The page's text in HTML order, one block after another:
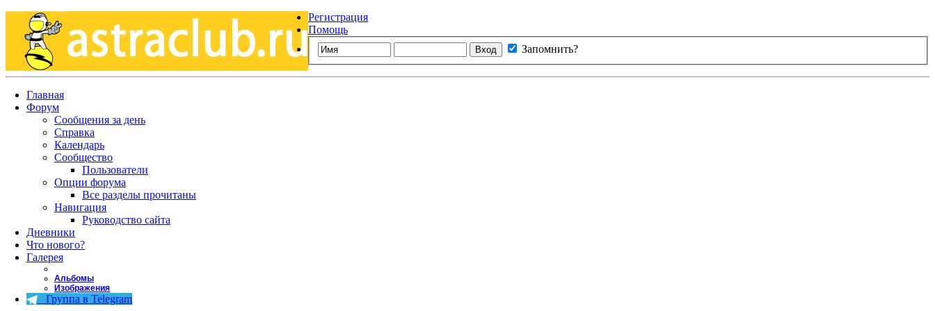
Регистрация
Помощь
Запомнить?
Главная
Форум
Сообщения за день
Справка
Календарь
Сообщество
Пользователи
Опции форума
Все разделы прочитаны
Навигация
Руководство сайта
Дневники
Что нового?
Галерея
Альбомы
Изображения
Группа в Telegram